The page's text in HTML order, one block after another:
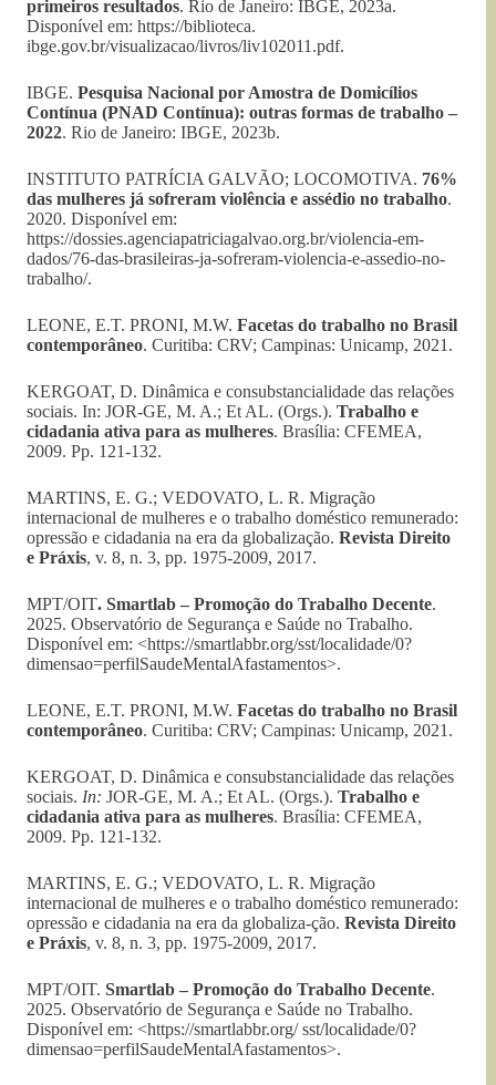
primeiros resultados. Rio de Janeiro: IBGE, 2023a.
Disponível em: https://biblioteca.
ibge.gov.br/visualizacao/livros/liv102011.pdf.
IBGE. Pesquisa Nacional por Amostra de Domicílios
Contínua (PNAD Contínua): outras formas de trabalho –
2022. Rio de Janeiro: IBGE, 2023b.
INSTITUTO PATRÍCIA GALVÃO; LOCOMOTIVA. 76%
das mulheres já sofreram violência e assédio no trabalho.
2020. Disponível em:
https://dossies.agenciapatriciagalvao.org.br/violencia-em-
dados/76-das-brasileiras-ja-sofreram-violencia-e-assedio-no-
trabalho/.
LEONE, E.T. PRONI, M.W. Facetas do trabalho no Brasil
contemporâneo. Curitiba: CRV; Campinas: Unicamp, 2021.
KERGOAT, D. Dinâmica e consubstancialidade das relações
sociais. In: JOR-GE, M. A.; Et AL. (Orgs.). Trabalho e
cidadania ativa para as mulheres. Brasília: CFEMEA,
2009. Pp. 121-132.
MARTINS, E. G.; VEDOVATO, L. R. Migração
internacional de mulheres e o trabalho doméstico remunerado:
opressão e cidadania na era da globalização. Revista Direito
e Práxis, v. 8, n. 3, pp. 1975-2009, 2017.
MPT/OIT. Smartlab – Promoção do Trabalho Decente.
2025. Observatório de Segurança e Saúde no Trabalho.
Disponível em: <https://smartlabbr.org/sst/localidade/0?
dimensao=perfilSaudeMentalAfastamentos>.
LEONE, E.T. PRONI, M.W. Facetas do trabalho no Brasil
contemporâneo. Curitiba: CRV; Campinas: Unicamp, 2021.
KERGOAT, D. Dinâmica e consubstancialidade das relações
sociais. In: JOR-GE, M. A.; Et AL. (Orgs.). Trabalho e
cidadania ativa para as mulheres. Brasília: CFEMEA,
2009. Pp. 121-132.
MARTINS, E. G.; VEDOVATO, L. R. Migração
internacional de mulheres e o trabalho doméstico remunerado:
opressão e cidadania na era da globaliza-ção. Revista Direito
e Práxis, v. 8, n. 3, pp. 1975-2009, 2017.
MPT/OIT. Smartlab – Promoção do Trabalho Decente.
2025. Observatório de Segurança e Saúde no Trabalho.
Disponível em: <https://smartlabbr.org/ sst/localidade/0?
dimensao=perfilSaudeMentalAfastamentos>.